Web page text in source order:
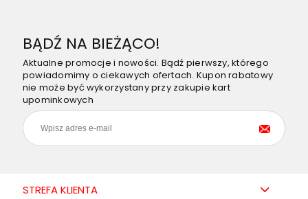
BĄDŹ NA BIEŻĄCO!
Aktualne promocje i nowości. Bądź pierwszy, którego
powiadomimy o ciekawych ofertach. Kupon rabatowy
nie może być wykorzystany przy zakupie kart
upominkowych
STREFA KLIENTA